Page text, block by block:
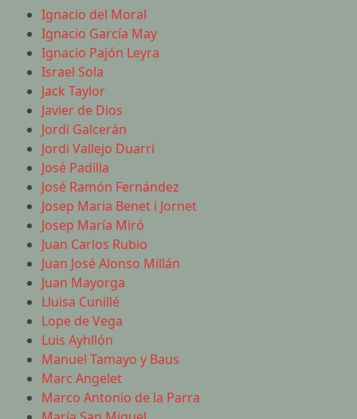
Ignacio del Moral
Ignacio García May
Ignacio Pajón Leyra
Israel Sola
Jack Taylor
Javier de Dios
Jordi Galcerán
Jordi Vallejo Duarri
José Padilla
José Ramón Fernández
Josep Maria Benet i Jornet
Josep María Miró
Juan Carlos Rubio
Juan José Alonso Millán
Juan Mayorga
Lluisa Cunillé
Lope de Vega
Luis Ayhllón
Manuel Tamayo y Baus
Marc Angelet
Marco Antonio de la Parra